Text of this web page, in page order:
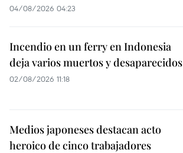
04/08/2026 04:23
Incendio en un ferry en Indonesia
deja varios muertos y desaparecidos
02/08/2026 11:18
Medios japoneses destacan acto
heroico de cinco trabajadores